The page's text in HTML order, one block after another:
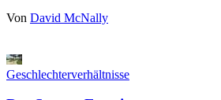
Von David McNally
Geschlechterverhältnisse